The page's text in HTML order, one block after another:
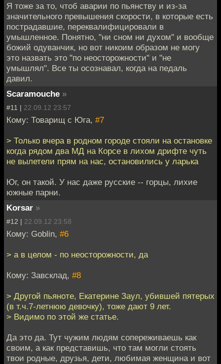
Я тоже за то, чтоб аварии по пьянству и из-за
значительного превышения скорости, в которые есть
пострадавшие, переквалифицировали в
умышленное. Понятно, "ни сном ни духом" и вообще
божий одуванчик, но вот никоим образом не могу
это назвать это "по неосторожности" и "не
умышлял". Все ты осознавал, когда на педаль
давил.
Scaramouche »
#11 | 22.09.12 23:57
Кому: Товарищ с Юга, #7
> Только вчера в родном городе стояли на остановке
когда рядом два МД на Корсе в лихом дрифте чуть
не вылетели прям на нас, остановились у ларька
Юг, он такой. У нас даже русские -- горцы, лихие
южные парни.
Korsar »
#12 | 22.09.12 23:58
Кому: Goblin, #6
> а в целом - по неосторожности, да
Кому: Завсклад, #8
> Другой пьяноте, Екатерине Заул, убившей пятерых
(в т.ч.7-летнюю девочку), тоже дают 9 лет.
> Видимо по этой же статье.
Да это да. Тут чужим людям сопереживаешь как
своим, а как представишь, что там могли стоять
твои родные, друзья, дети, любимая женщина и вот